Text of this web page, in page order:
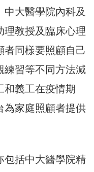
大醫學院內科及
教授及臨床心理
同樣要照顧自己
練習等不同方法減
和義工在疫情期
為家庭照顧者提供
包括中大醫學院精